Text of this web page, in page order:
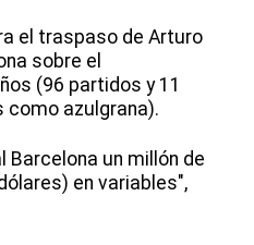
el traspaso de Arturo
sobre el
(96 partidos y 11
como azulgrana).
Barcelona un millón de
en variables",